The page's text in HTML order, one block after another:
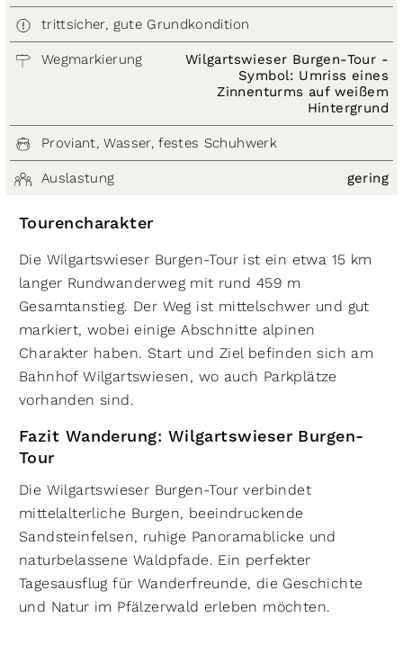
trittsicher, gute Grundkondition
Wegmarkierung
Wilgartswieser Burgen-Tour -
Symbol: Umriss eines
Zinnenturms auf weißem
Hintergrund
Proviant, Wasser, festes Schuhwerk
Auslastung gering
Tourencharakter
Die Wilgartswieser Burgen-Tour ist ein etwa 15 km
langer Rundwanderweg mit rund 459 m
Gesamtanstieg. Der Weg ist mittelschwer und gut
markiert, wobei einige Abschnitte alpinen
Charakter haben. Start und Ziel befinden sich am
Bahnhof Wilgartswiesen, wo auch Parkplätze
vorhanden sind.
Fazit Wanderung: Wilgartswieser Burgen-
Tour
Die Wilgartswieser Burgen-Tour verbindet
mittelalterliche Burgen, beeindruckende
Sandsteinfelsen, ruhige Panoramablicke und
naturbelassene Waldpfade. Ein perfekter
Tagesausflug für Wanderfreunde, die Geschichte
und Natur im Pfälzerwald erleben möchten.